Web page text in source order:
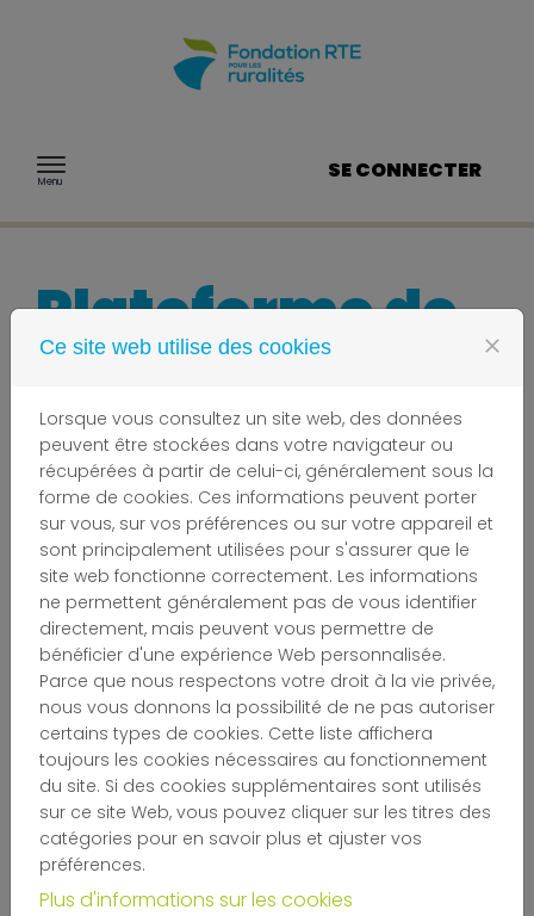
Menu SE CONNECTER
Plateforme de
candidature de
la Fondation
RTE pour les
ruralités
Comment constituer votre dossier de
demande de soutien ?
Information importante concernant les délais de
traitement :
En raison du nombre particulièrement élevé de
demandes reçues, l’étude d’un dossier, depuis
son dépôt jusqu’à son éventuelle présentation
au Comité exécutif de la Fondation, peut
nécessiter plusieurs mois (entre 7 et 10 mois
environ).
Ce site web utilise des cookies close
Lorsque vous consultez un site web, des données
peuvent être stockées dans votre navigateur ou
récupérées à partir de celui-ci, généralement sous la
forme de cookies. Ces informations peuvent porter
sur vous, sur vos préférences ou sur votre appareil et
sont principalement utilisées pour s'assurer que le
site web fonctionne correctement. Les informations
ne permettent généralement pas de vous identifier
directement, mais peuvent vous permettre de
bénéficier d'une expérience Web personnalisée.
Parce que nous respectons votre droit à la vie privée,
nous vous donnons la possibilité de ne pas autoriser
certains types de cookies. Cette liste affichera
toujours les cookies nécessaires au fonctionnement
du site. Si des cookies supplémentaires sont utilisés
sur ce site Web, vous pouvez cliquer sur les titres des
catégories pour en savoir plus et ajuster vos
préférences.
Plus d'informations sur les cookies